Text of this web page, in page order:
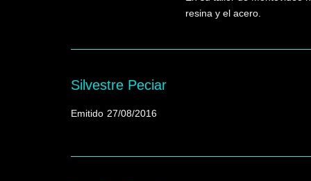
resina y el acero.
Silvestre Peciar
Emitido 27/08/2016